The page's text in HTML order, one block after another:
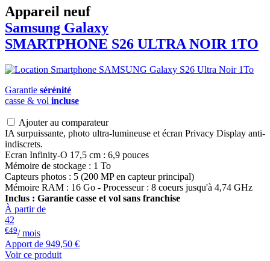
Appareil neuf
Samsung Galaxy
SMARTPHONE S26 ULTRA NOIR 1TO
Garantie sérénité
casse & vol incluse
Ajouter au comparateur
IA surpuissante, photo ultra-lumineuse et écran Privacy Display anti-
indiscrets.
Ecran Infinity-O 17,5 cm : 6,9 pouces
Mémoire de stockage : 1 To
Capteurs photos : 5 (200 MP en capteur principal)
Mémoire RAM : 16 Go - Processeur : 8 coeurs jusqu'à 4,74 GHz
Inclus : Garantie casse et vol sans franchise
À partir de
42
€49/ mois
Apport de 949,50 €
Voir ce produit